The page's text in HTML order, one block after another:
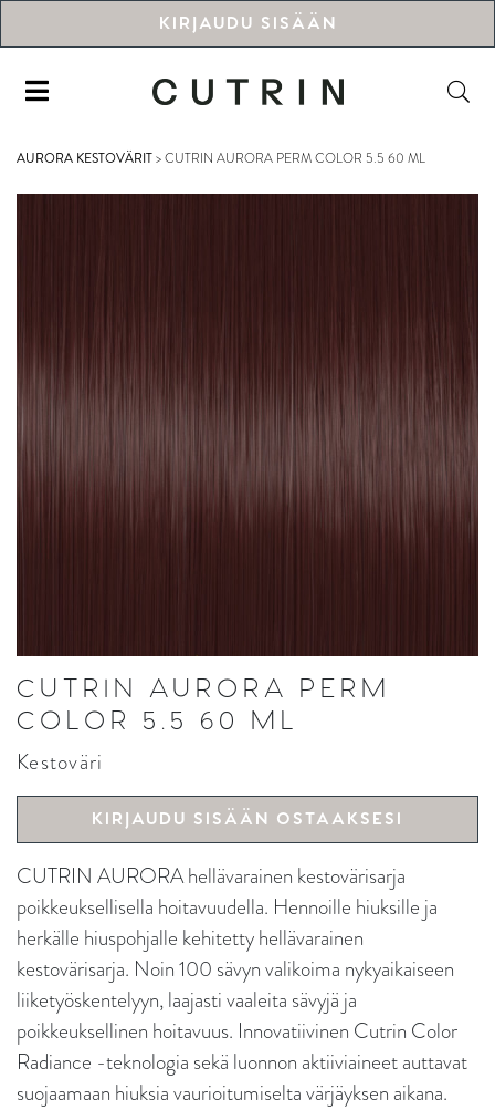
KIRJAUDU SISÄÄN
AURORA KESTOVÄRIT>CUTRIN AURORA PERM COLOR 5.5 60 ML
CUTRIN AURORA PERM
COLOR 5.5 60 ML
Kestoväri
KIRJAUDU SISÄÄN OSTAAKSESI
CUTRIN AURORA hellävarainen kestovärisarja
poikkeuksellisella hoitavuudella. Hennoille hiuksille ja
herkälle hiuspohjalle kehitetty hellävarainen
kestovärisarja. Noin 100 sävyn valikoima nykyaikaiseen
liiketyöskentelyyn, laajasti vaaleita sävyjä ja
poikkeuksellinen hoitavuus. Innovatiivinen Cutrin Color
Radiance -teknologia sekä luonnon aktiiviaineet auttavat
suojaamaan hiuksia vaurioitumiselta värjäyksen aikana.